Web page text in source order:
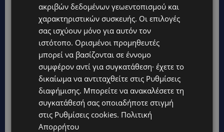
UPDATES
ΛΑΤΣΙΑ-ΓΕΡΙ: Στο επίκεντρο η δημιουργία δομών για
ασυνόδευτους ανήλικους – Αντιδρά ο Δήμος, στηρίζει υπό
προϋποθέσεις το Κίνημα Οικολόγων
UPDATES
ΣΤΟ «ΚΟΚΚΙΝΟ» Η ΖΕΣΤΗ: Νέα κίτρινη προειδοποίηση και
40άρια στο εσωτερικό
UPDATES
ΛΕΜΕΣΟΣ: Μάχη για τη ζωή του δίνει 18χρονος – Βρέθηκε
βαριά τραυματισμένος δίπλα από το ηλεκτρικό του
ποδήλατο
ακριβών δεδομένων γεωεντοπισμού και
χαρακτηριστικών συσκευής. Οι επιλογές
σας ισχύουν μόνο για αυτόν τον
ιστότοπο. Ορισμένοι προμηθευτές
μπορεί να βασίζονται σε έννομο
συμφέρον αντί για συγκατάθεση· έχετε το
δικαίωμα να αντιταχθείτε στις Ρυθμίσεις
διαφήμισης. Μπορείτε να ανακαλέσετε τη
συγκατάθεσή σας οποιαδήποτε στιγμή
στις Ρυθμίσεις cookies. Πολιτική
Απορρήτου